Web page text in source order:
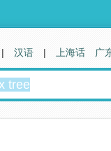
| 汉语 | 上海话 广